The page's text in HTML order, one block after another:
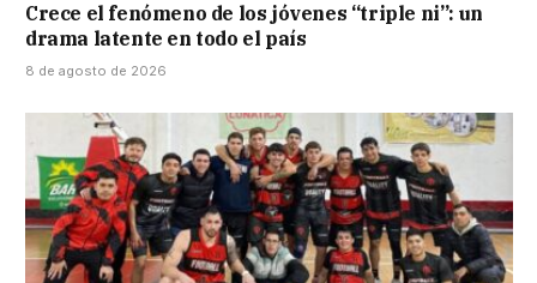
Crece el fenómeno de los jóvenes “triple ni”: un
drama latente en todo el país
8 de agosto de 2026